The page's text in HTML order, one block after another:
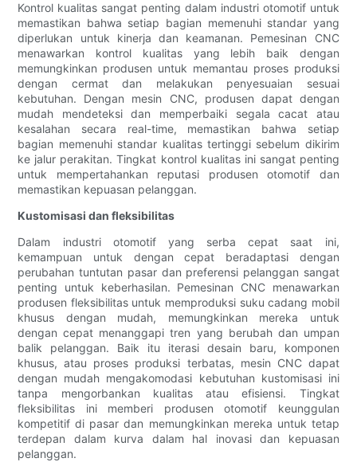
Kontrol kualitas sangat penting dalam industri otomotif untuk
memastikan bahwa setiap bagian memenuhi standar yang
diperlukan untuk kinerja dan keamanan. Pemesinan CNC
menawarkan kontrol kualitas yang lebih baik dengan
memungkinkan produsen untuk memantau proses produksi
dengan cermat dan melakukan penyesuaian sesuai
kebutuhan. Dengan mesin CNC, produsen dapat dengan
mudah mendeteksi dan memperbaiki segala cacat atau
kesalahan secara real-time, memastikan bahwa setiap
bagian memenuhi standar kualitas tertinggi sebelum dikirim
ke jalur perakitan. Tingkat kontrol kualitas ini sangat penting
untuk mempertahankan reputasi produsen otomotif dan
memastikan kepuasan pelanggan.
Kustomisasi dan fleksibilitas
Dalam industri otomotif yang serba cepat saat ini,
kemampuan untuk dengan cepat beradaptasi dengan
perubahan tuntutan pasar dan preferensi pelanggan sangat
penting untuk keberhasilan. Pemesinan CNC menawarkan
produsen fleksibilitas untuk memproduksi suku cadang mobil
khusus dengan mudah, memungkinkan mereka untuk
dengan cepat menanggapi tren yang berubah dan umpan
balik pelanggan. Baik itu iterasi desain baru, komponen
khusus, atau proses produksi terbatas, mesin CNC dapat
dengan mudah mengakomodasi kebutuhan kustomisasi ini
tanpa mengorbankan kualitas atau efisiensi. Tingkat
fleksibilitas ini memberi produsen otomotif keunggulan
kompetitif di pasar dan memungkinkan mereka untuk tetap
terdepan dalam kurva dalam hal inovasi dan kepuasan
pelanggan.